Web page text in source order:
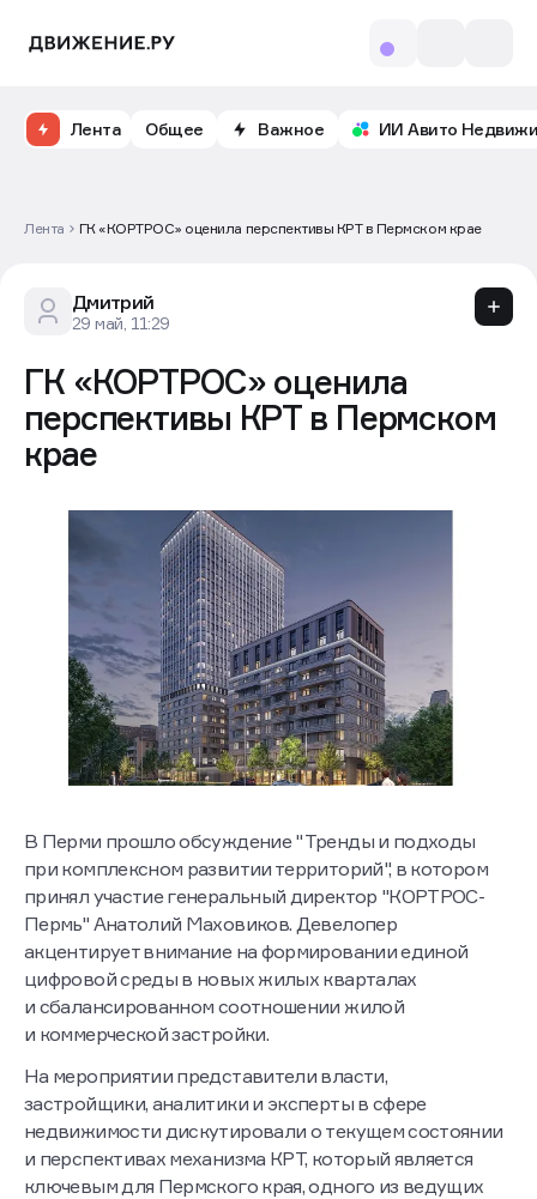
Лента Общее Важное ИИ Авито
Лента ГК «КОРТРОС» оценила перспективы КРТ в Пермском крае
Дмитрий
29 май, 11:29
ГК «КОРТРОС» оценила
перспективы КРТ в Пермском
крае
В Перми прошло обсуждение "Тренды и подходы
при комплексном развитии территорий", в котором
принял участие генеральный директор "КОРТРОС-
Пермь" Анатолий Маховиков. Девелопер
акцентирует внимание на формировании единой
цифровой среды в новых жилых кварталах
и сбалансированном соотношении жилой
и коммерческой застройки.
На мероприятии представители власти,
застройщики, аналитики и эксперты в сфере
недвижимости дискутировали о текущем состоянии
и перспективах механизма КРТ, который является
ключевым для Пермского края, одного из ведущих